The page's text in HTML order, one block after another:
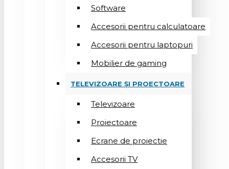
Software
Accesorii pentru calculatoare
Accesorii pentru laptopuri
Mobilier de gaming
TELEVIZOARE ȘI PROECTOARE
Televizoare
Proiectoare
Ecrane de proiectie
Accesorii TV